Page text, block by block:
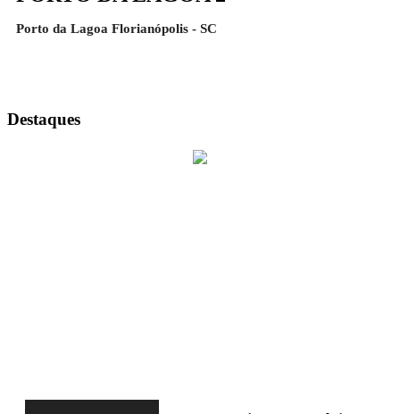
Porto da Lagoa Florianópolis - SC
Destaques